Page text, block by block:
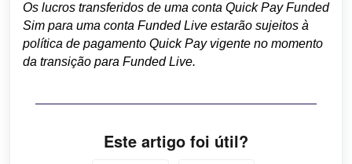
Os lucros transferidos de uma conta Quick Pay Funded
Sim para uma conta Funded Live estarão sujeitos à
política de pagamento Quick Pay vigente no momento
da transição para Funded Live.
Este artigo foi útil?